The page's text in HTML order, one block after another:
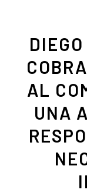
AL
UNA